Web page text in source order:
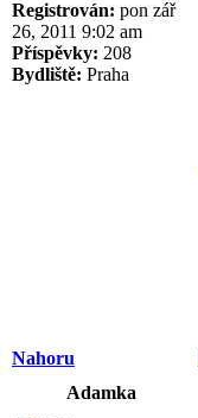
Registrován: pon zář
26, 2011 9:02 am
Příspěvky: 208
Bydliště: Praha
Nahoru
Adamka